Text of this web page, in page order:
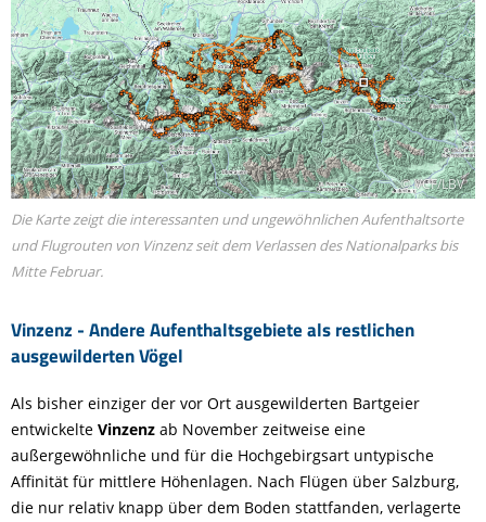
Vinzenz - Andere Aufenthaltsgebiete als restlichen
ausgewilderten Vögel
© VCF/LBV
Die Karte zeigt die interessanten und ungewöhnlichen Aufenthaltsorte
und Flugrouten von Vinzenz seit dem Verlassen des Nationalparks bis
Mitte Februar.
Als bisher einziger der vor Ort ausgewilderten Bartgeier
entwickelte Vinzenz ab November zeitweise eine
außergewöhnliche und für die Hochgebirgsart untypische
Affinität für mittlere Höhenlagen. Nach Flügen über Salzburg,
die nur relativ knapp über dem Boden stattfanden, verlagerte